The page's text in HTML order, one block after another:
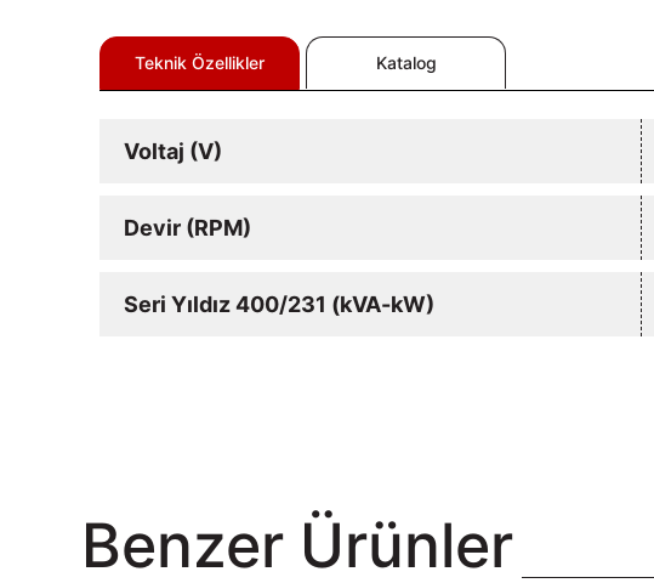
Teknik Özellikler Katalog
Voltaj (V)
Devir (RPM)
Seri Yıldız 400/231 (kVA-kW)
Benzer Ürünler